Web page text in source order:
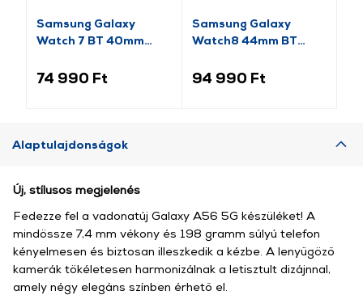
Samsung Galaxy
Watch 7 BT 40mm
L300NZGAEUE)
74 990 Ft
Samsung Galaxy
Watch8 44mm BT
94 990 Ft
Alaptulajdonságok
Új, stílusos megjelenés
Fedezze fel a vadonatúj Galaxy A56 5G készüléket! A
mindössze 7,4 mm vékony és 198 gramm súlyú telefon
kényelmesen és biztosan illeszkedik a kézbe. A lenyűgöző
kamerák tökéletesen harmonizálnak a letisztult dizájnnal,
amely négy elegáns színben érhető el.